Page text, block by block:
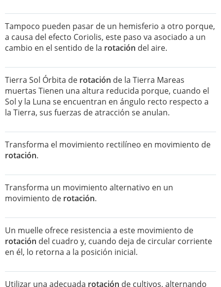
Tampoco pueden pasar de un hemisferio a otro porque,
a causa del efecto Coriolis, este paso va asociado a un
cambio en el sentido de la rotación del aire.
Tierra Sol Órbita de rotación de la Tierra Mareas
muertas Tienen una altura reducida porque, cuando el
Sol y la Luna se encuentran en ángulo recto respecto a
la Tierra, sus fuerzas de atracción se anulan.
Transforma el movimiento rectilíneo en movimiento de
rotación.
Transforma un movimiento alternativo en un
movimiento de rotación.
Un muelle ofrece resistencia a este movimiento de
rotación del cuadro y, cuando deja de circular corriente
en él, lo retorna a la posición inicial.
Utilizar una adecuada rotación de cultivos, alternando